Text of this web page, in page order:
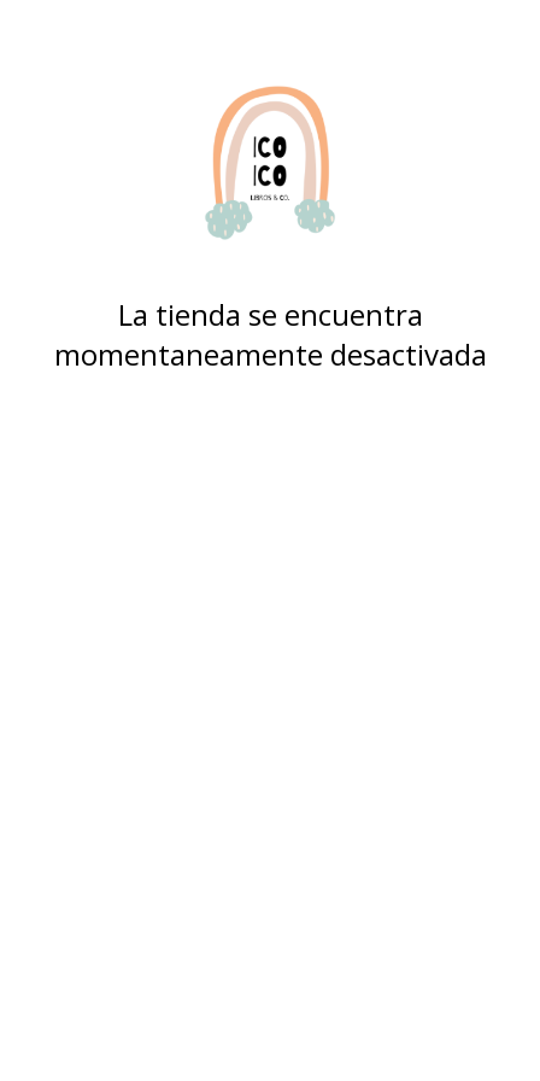
La tienda se encuentra
momentaneamente desactivada